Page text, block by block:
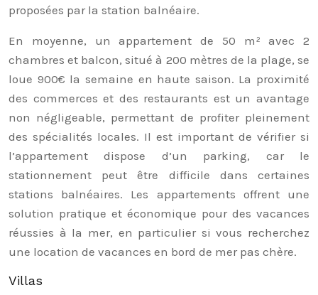
proposées par la station balnéaire.
En moyenne, un appartement de 50 m² avec 2
chambres et balcon, situé à 200 mètres de la plage, se
loue 900€ la semaine en haute saison. La proximité
des commerces et des restaurants est un avantage
non négligeable, permettant de profiter pleinement
des spécialités locales. Il est important de vérifier si
l’appartement dispose d’un parking, car le
stationnement peut être difficile dans certaines
stations balnéaires. Les appartements offrent une
solution pratique et économique pour des vacances
réussies à la mer, en particulier si vous recherchez
une location de vacances en bord de mer pas chère.
Villas